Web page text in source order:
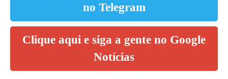
no Telegram
Clique aqui e siga a gente no Google
Notícias